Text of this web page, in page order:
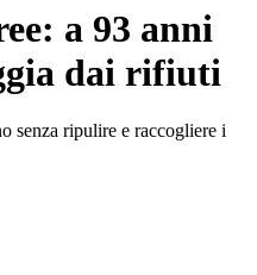
a 93 anni
dai rifiuti
senza ripulire e raccogliere i